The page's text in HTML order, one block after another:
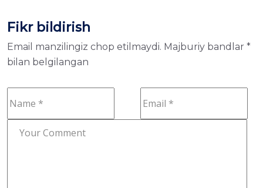
Fikr bildirish
Email manzilingiz chop etilmaydi. Majburiy bandlar *
bilan belgilangan